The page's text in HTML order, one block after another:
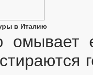
в Италию
омывает